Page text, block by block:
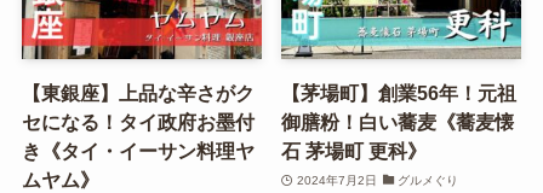
【東銀座】上品な辛さがク
セになる！タイ政府お墨付
き《タイ・イーサン料理ヤ
ムヤム》
【茅場町】創業56年！元祖
御膳粉！白い蕎麦《蕎麦懐
石 茅場町 更科》
2024年7月2日 グルメぐり